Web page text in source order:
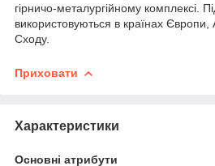
гірничо-металургійному комплексі.
використовуються в країнах
Сходу.
Приховати
Характеристики
Основні атрибути